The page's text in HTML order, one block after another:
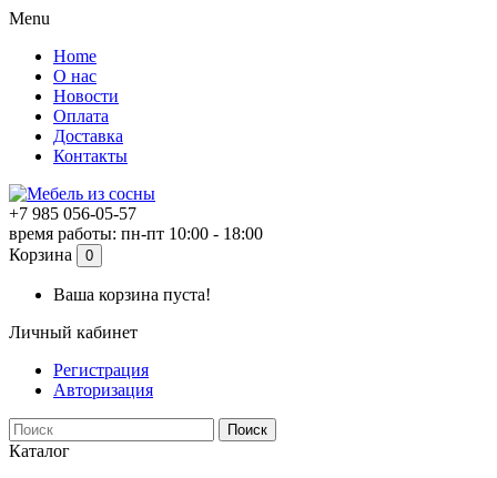
Menu
Home
О нас
Новости
Оплата
Доставка
Контакты
+7 985 056-05-57
время работы: пн-пт 10:00 - 18:00
Корзина
0
Ваша корзина пуста!
Личный кабинет
Регистрация
Авторизация
Поиск
Каталог